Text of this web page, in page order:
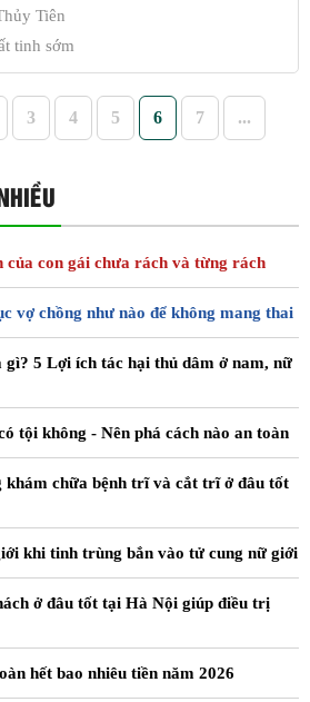
Tiên
tinh sớm
3 4 5 6 7 ...
con gái chưa rách và từng rách
vợ chồng như nào để không mang thai
gì? 5 Lợi ích tác hại thủ dâm ở nam, nữ
tội không - Nên phá cách nào an toàn
khám chữa bệnh trĩ và cắt trĩ ở đâu tốt
khi tinh trùng bắn vào tử cung nữ giới
ở đâu tốt tại Hà Nội giúp điều trị
hết bao nhiêu tiền năm 2026